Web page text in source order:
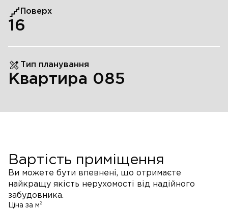
Поверх
16
Тип планування
Квартира 085
Вартість приміщення
Ви можете бути впевнені, що отримаєте
найкращу якість нерухомості від надійного
забудовника.
Ціна за м 2